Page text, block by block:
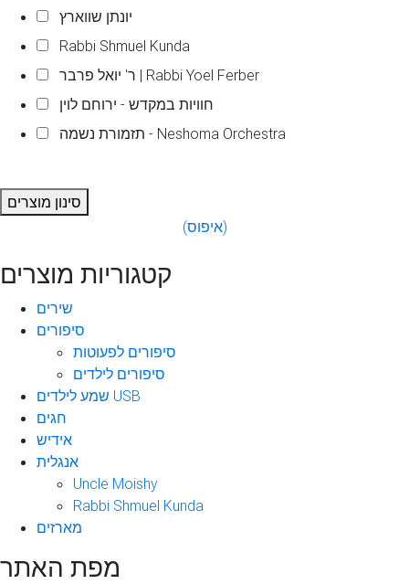
יונתן שווארץ
Rabbi Shmuel Kunda
ר' יואל פרבר | Rabbi Yoel Ferber
חוויות במקדש - ירוחם לוין
תזמורת נשמה - Neshoma Orchestra
סינון מוצרים
(איפוס)
קטגוריות מוצרים
שירים
סיפורים
סיפורים לפעוטות
סיפורים לילדים
שמע לילדים USB
חגים
אידיש
אנגלית
Uncle Moishy
Rabbi Shmuel Kunda
מארזים
מפת האתר